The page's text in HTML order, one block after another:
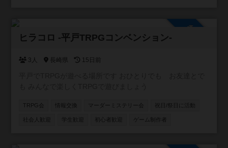
ヒラコロ -平戸TRPGコンベンション-
3人 長崎県 15日前
TRPG会 情報交換 マーダーミステリー会 祝日/祭日に活動
社会人歓迎 学生歓迎 初心者歓迎 ゲーム制作者